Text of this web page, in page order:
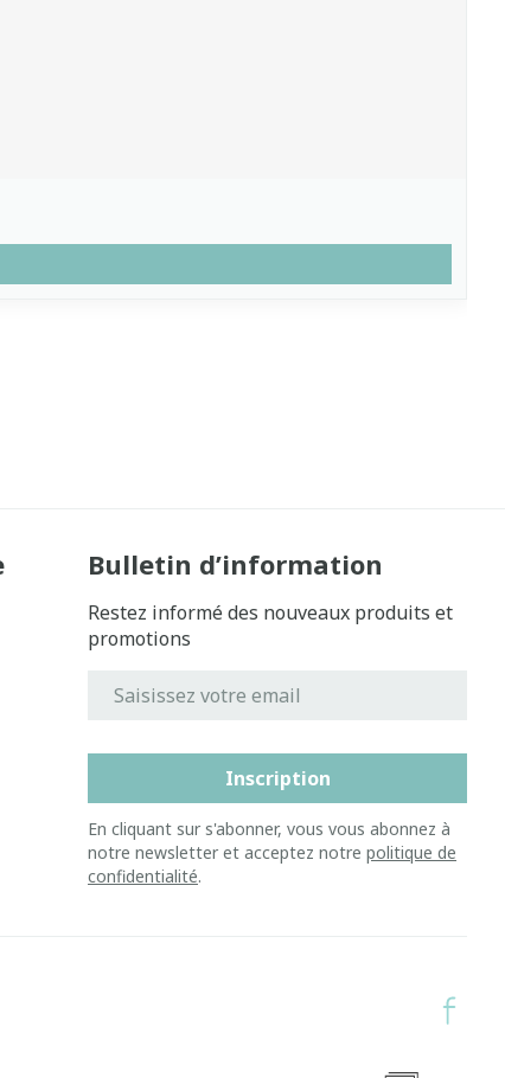
Bulletin d’information
Restez informé des nouveaux produits et
promotions
Inscription
En cliquant sur s'abonner, vous vous abonnez à
notre newsletter et acceptez notrepolitique de
confidentialité.